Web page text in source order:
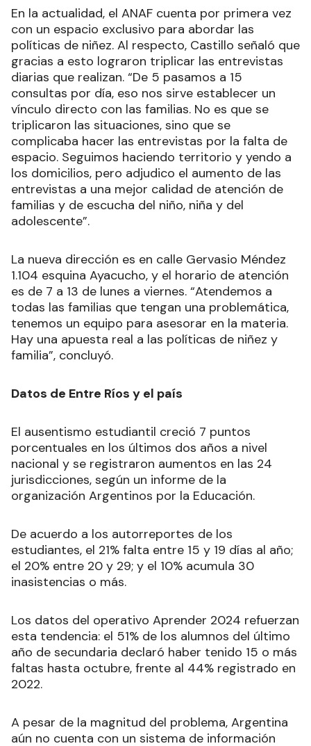
En la actualidad, el ANAF cuenta por primera vez
con un espacio exclusivo para abordar las
políticas de niñez. Al respecto, Castillo señaló que
gracias a esto lograron triplicar las entrevistas
diarias que realizan. “De 5 pasamos a 15
consultas por día, eso nos sirve establecer un
vínculo directo con las familias. No es que se
triplicaron las situaciones, sino que se
complicaba hacer las entrevistas por la falta de
espacio. Seguimos haciendo territorio y yendo a
los domicilios, pero adjudico el aumento de las
entrevistas a una mejor calidad de atención de
familias y de escucha del niño, niña y del
adolescente”.
La nueva dirección es en calle Gervasio Méndez
1.104 esquina Ayacucho, y el horario de atención
es de 7 a 13 de lunes a viernes. “Atendemos a
todas las familias que tengan una problemática,
tenemos un equipo para asesorar en la materia.
Hay una apuesta real a las políticas de niñez y
familia”, concluyó.
Datos de Entre Ríos y el país
El ausentismo estudiantil creció 7 puntos
porcentuales en los últimos dos años a nivel
nacional y se registraron aumentos en las 24
jurisdicciones, según un informe de la
organización Argentinos por la Educación.
De acuerdo a los autorreportes de los
estudiantes, el 21% falta entre 15 y 19 días al año;
el 20% entre 20 y 29; y el 10% acumula 30
inasistencias o más.
Los datos del operativo Aprender 2024 refuerzan
esta tendencia: el 51% de los alumnos del último
año de secundaria declaró haber tenido 15 o más
faltas hasta octubre, frente al 44% registrado en
2022.
A pesar de la magnitud del problema, Argentina
aún no cuenta con un sistema de información